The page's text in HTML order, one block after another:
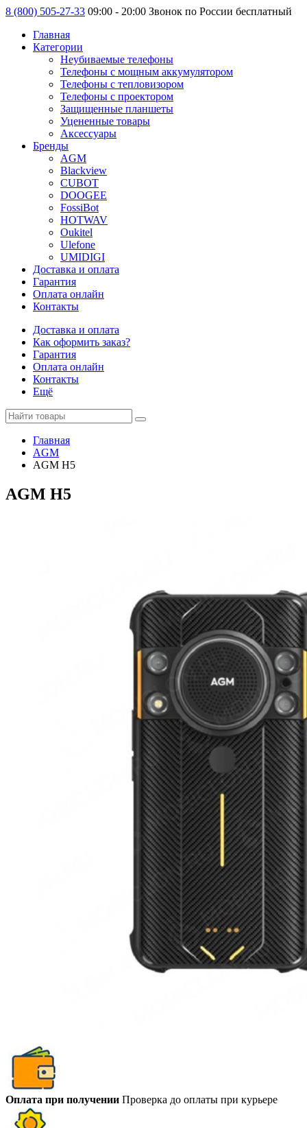
8 (800) 505-27-33 09:00 - 20:00 Звонок по России бесплатный
Главная
Категории
Неубиваемые телефоны
Телефоны с мощным аккумулятором
Телефоны с тепловизором
Телефоны с проектором
Защищенные планшеты
Уцененные товары
Аксессуары
Бренды
AGM
Blackview
CUBOT
DOOGEE
FossiBot
HOTWAV
Oukitel
Ulefone
UMIDIGI
Доставка и оплата
Гарантия
Оплата онлайн
Контакты
Доставка и оплата
Как оформить заказ?
Гарантия
Оплата онлайн
Контакты
Ещё
Главная
AGM
AGM H5
AGM H5
Оплата при получении Проверка до оплаты при курьере